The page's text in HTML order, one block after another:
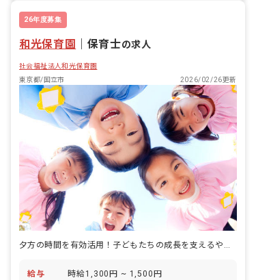
26年度募集
和光保育園 保育士の求人
社会福祉法人和光保育園
東京都/国立市
2026/02/26更新
夕方の時間を有効活用！子どもたちの成長を支えるやりがいをここで見つけよう！
給与 時給1,300円 ~ 1,500円